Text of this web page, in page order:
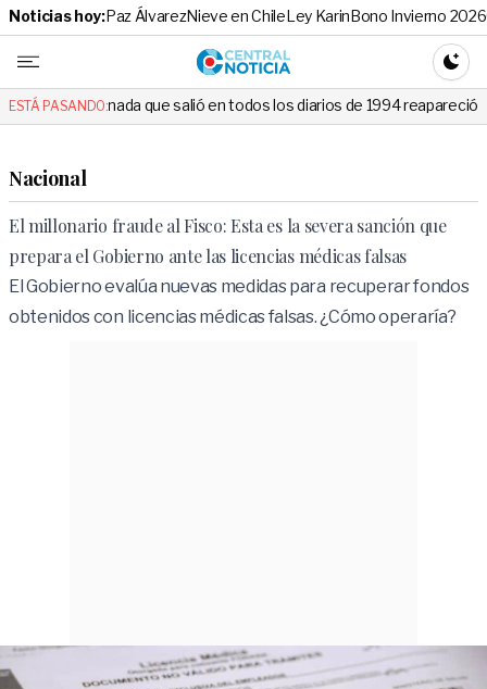
Noticias hoy:Paz ÁlvarezNieve en ChileLey KarinBono Invierno 2026
Central
ESTÁ PASANDO:
que salió en todos los diarios de 1994 reapareció e hizo llorar a
Nacional
El millonario fraude al Fisco: Esta es la severa sanción que
prepara el Gobierno ante las licencias médicas falsas
El Gobierno evalúa nuevas medidas para recuperar fondos
obtenidos con licencias médicas falsas. ¿Cómo operaría?